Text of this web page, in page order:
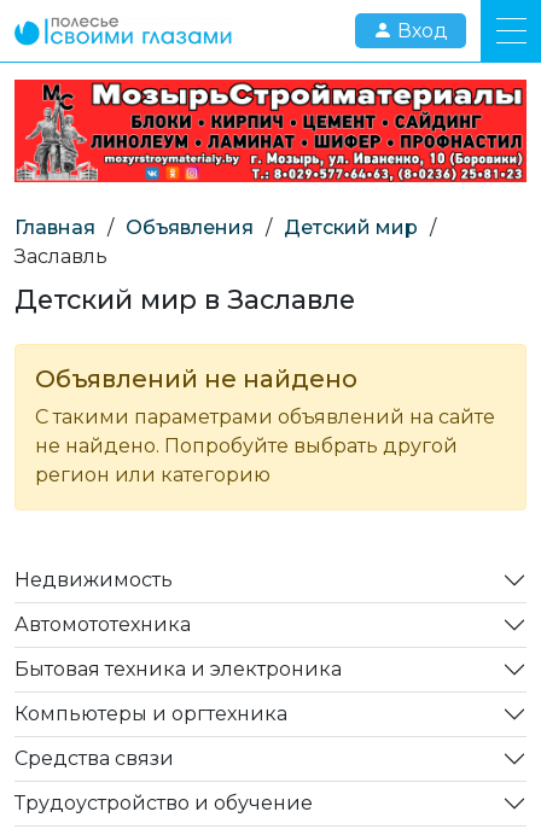
Вход
Главная / Объявления / Детский мир /
Заславль
Детский мир в Заславле
Объявлений не найдено
С такими параметрами объявлений на сайте
не найдено. Попробуйте выбрать другой
регион или категорию
Недвижимость
Автомототехника
Бытовая техника и электроника
Компьютеры и оргтехника
Средства связи
Трудоустройство и обучение